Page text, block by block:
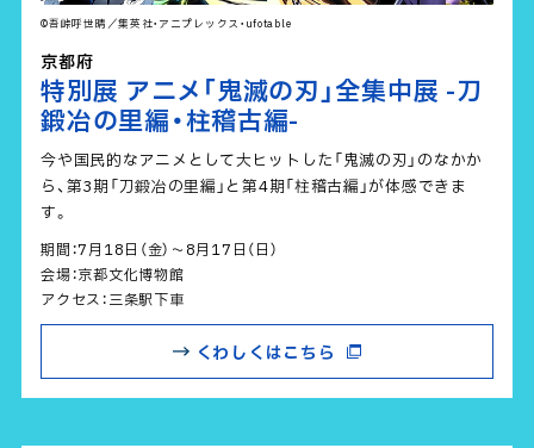
©吾峠呼世晴／集英社・アニプレックス・ufotable
京都府
特別展 アニメ「鬼滅の刃」全集中展 -刀
鍛冶の里編・柱稽古編-
今や国民的なアニメとして大ヒットした「鬼滅の刃」のなかか
ら、第3期「刀鍛冶の里編」と第4期「柱稽古編」が体感できま
す。
期間：7月18日（金）～8月17日（日）
会場：京都文化博物館
アクセス：三条駅下車
くわしくはこちら